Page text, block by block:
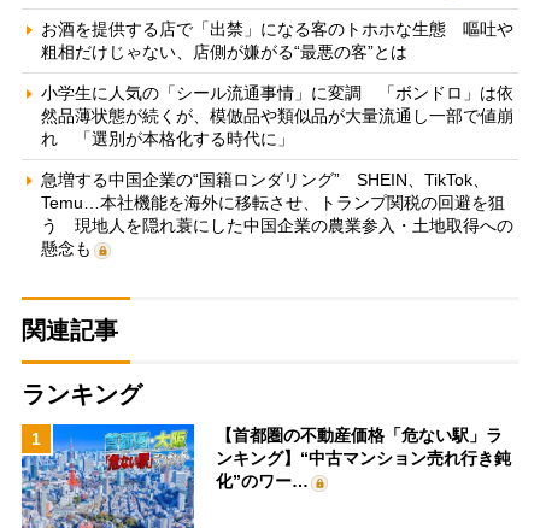
お酒を提供する店で「出禁」になる客のトホホな生態 嘔吐や
粗相だけじゃない、店側が嫌がる“最悪の客”とは
小学生に人気の「シール流通事情」に変調 「ボンドロ」は依
然品薄状態が続くが、模倣品や類似品が大量流通し一部で値崩
れ 「選別が本格化する時代に」
急増する中国企業の“国籍ロンダリング” SHEIN、TikTok、
Temu…本社機能を海外に移転させ、トランプ関税の回避を狙
う 現地人を隠れ蓑にした中国企業の農業参入・土地取得への
懸念も
関連記事
ランキング
1
【首都圏の不動産価格「危ない駅」ラ
ンキング】“中古マンション売れ行き鈍
化”のワー…